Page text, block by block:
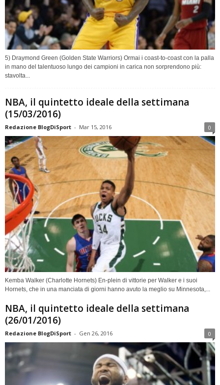
5) Draymond Green (Golden State Warriors) Ormai i coast-to-coast con la palla
in mano del talentuoso lungo dei campioni in carica non sorprendono più:
stavolta...
NBA, il quintetto ideale della settimana
(15/03/2016)
Redazione BlogDiSport - Mar 15, 2016 0
Kemba Walker (Charlotte Hornets) En-plein di vittorie per Walker e i suoi
Hornets, che in una manciata di giorni hanno avuto la meglio su Minnesota,...
NBA, il quintetto ideale della settimana
(26/01/2016)
Redazione BlogDiSport - Gen 26, 2016 0